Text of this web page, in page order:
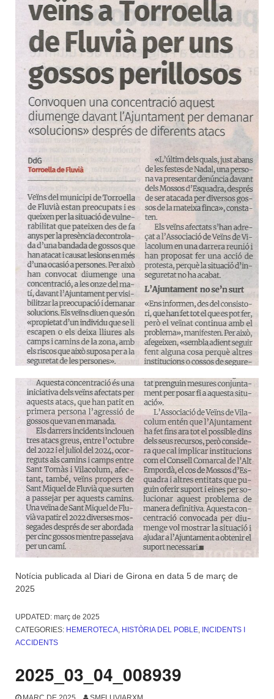
Notícia publicada al Diari de Girona en data 5 de març de
2025
UPDATED: març de 2025
CATEGORIES: HEMEROTECA, HISTÒRIA DEL POBLE, INCIDENTS I
ACCIDENTS
2025_03_04_008939